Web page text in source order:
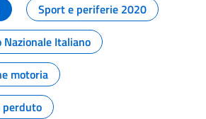
Sport e periferie 2020
Italiano
motoria